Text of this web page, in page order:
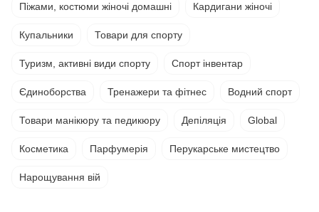
Піжами, костюми жіночі домашні Кардигани жіночі
Купальники Товари для спорту
Туризм, активні види спорту Спорт інвентар
Єдиноборства Тренажери та фітнес Водний спорт
Товари манікюру та педикюру Депіляція Global
Косметика Парфумерія Перукарське мистецтво
Нарощування вій